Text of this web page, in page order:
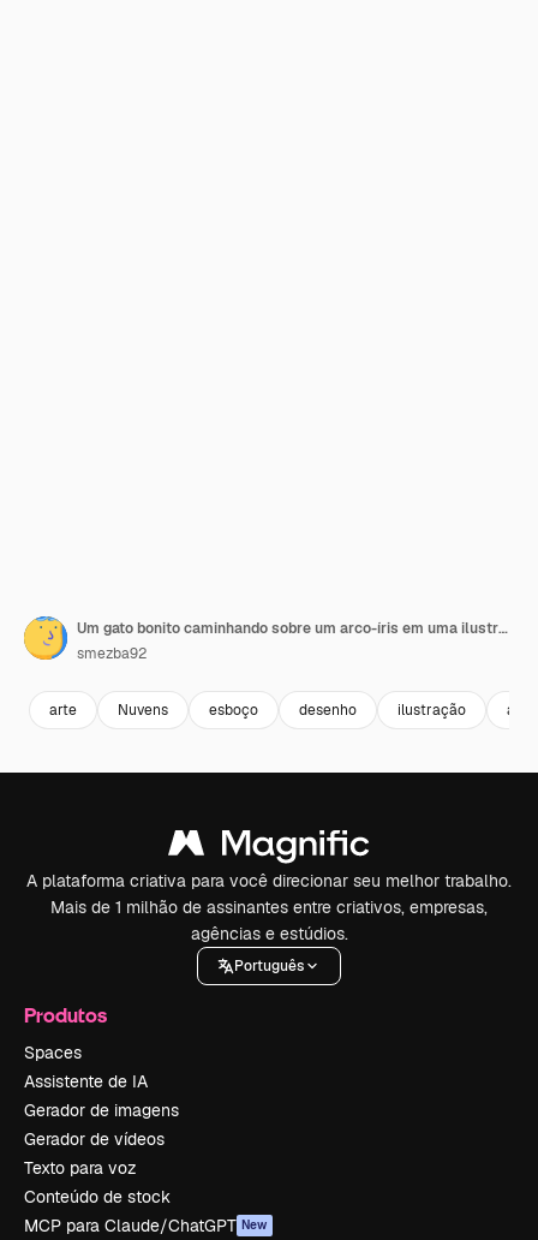
Um gato bonito caminhando sobre um arco-íris em uma ilustração caprichosa
smezba92
arte Nuvens esboço desenho ilustração
A plataforma criativa para você direcionar seu melhor trabalho.
Mais de 1 milhão de assinantes entre criativos, empresas,
agências e estúdios.
Português
Produtos
Spaces
Assistente de IA
Gerador de imagens
Gerador de vídeos
Texto para voz
Conteúdo de stock
MCP para Claude/ChatGPT New